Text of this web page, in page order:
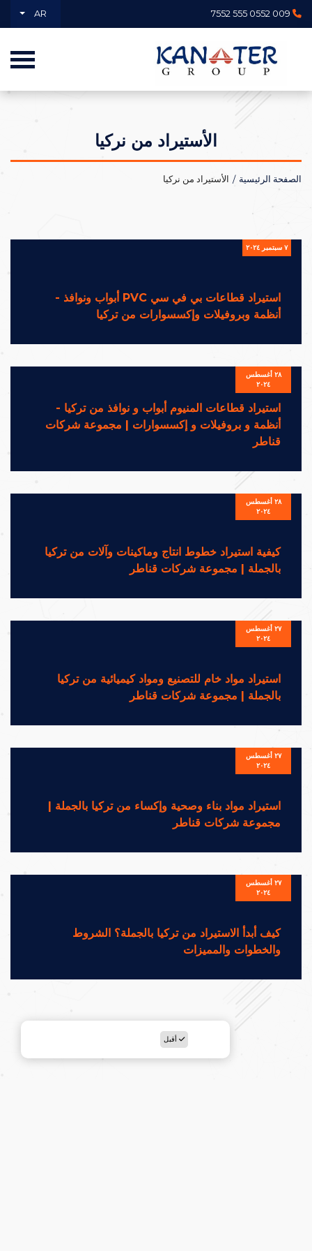
009 0552 555 7552
AR
الأستيراد من نركيا
الصفحة الرئيسية الأستيراد من نركيا
استيراد قطاعات بي في سي PVC أبواب ونوافذ -
أنظمة وبروفيلات وإكسسوارات من تركيا
٧ سبتمبر ٢٠٢٤
استيراد قطاعات المنيوم أبواب و نوافذ من تركيا -
أنظمة و بروفيلات و إكسسوارات | مجموعة شركات
قناطر
٢٨ أغسطس
٢٠٢٤
كيفية استيراد خطوط انتاج وماكينات وآلات من تركيا
بالجملة | مجموعة شركات قناطر
٢٨ أغسطس
٢٠٢٤
استيراد مواد خام للتصنيع ومواد كيميائية من تركيا
بالجملة | مجموعة شركات قناطر
٢٧ أغسطس
٢٠٢٤
استيراد مواد بناء وصحية وإكساء من تركيا بالجملة |
مجموعة شركات قناطر
٢٧ أغسطس
٢٠٢٤
كيف أبدأ الاستيراد من تركيا بالجملة؟ الشروط
والخطوات والمميزات
٢٧ أغسطس
٢٠٢٤
أقبل